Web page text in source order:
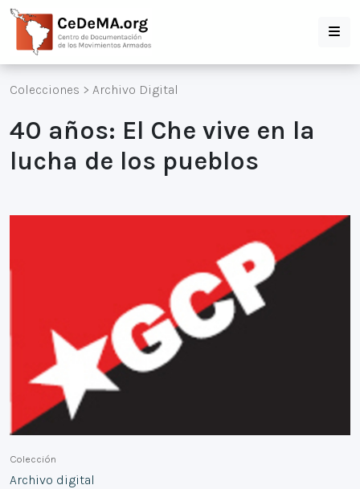
Colecciones > Archivo Digital
40 años: El Che vive en la
lucha de los pueblos
Colección
Archivo digital